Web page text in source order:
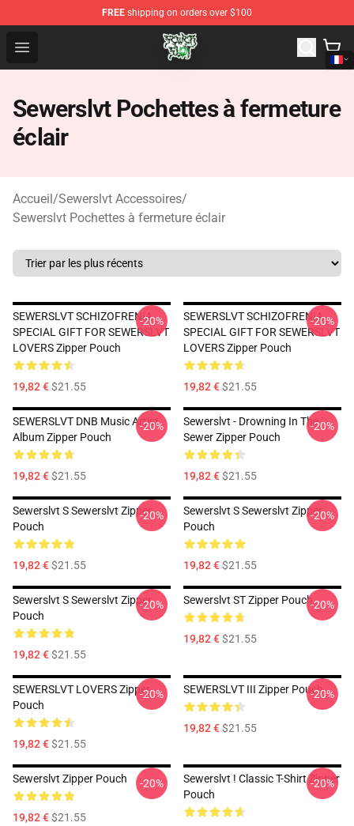
FREE shipping on orders over $100
Open menu
Sewerslvt Store - Official Sewerslvt Merchandise Shop
Sewerslvt Pochettes à fermeture
éclair
Accueil/Sewerslvt Accessoires/
Sewerslvt Pochettes à fermeture éclair
SEWERSLVT SCHIZOFRENIA
SPECIAL GIFT FOR SEWERSLVT
LOVERS Zipper Pouch
19,82 €$21.55
-20%
SEWERSLVT SCHIZOFRENIA
SPECIAL GIFT FOR SEWERSLVT
LOVERS Zipper Pouch
19,82 €$21.55
-20%
SEWERSLVT DNB Music Artist
Album Zipper Pouch
19,82 €$21.55
-20%
Sewerslvt - Drowning In The
Sewer Zipper Pouch
19,82 €$21.55
-20%
Sewerslvt S Sewerslvt Zipper
Pouch
19,82 €$21.55
-20%
Sewerslvt S Sewerslvt Zipper
Pouch
19,82 €$21.55
-20%
Sewerslvt S Sewerslvt Zipper
Pouch
19,82 €$21.55
-20% Sewerslvt ST Zipper Pouch
19,82 €$21.55
-20%
SEWERSLVT LOVERS Zipper
Pouch
19,82 €$21.55
-20% SEWERSLVT III Zipper Pouch
19,82 €$21.55
-20%
Sewerslvt Zipper Pouch
19,82 €$21.55
-20%
Sewerslvt ! Classic T-Shirt Zipper
Pouch
-20%